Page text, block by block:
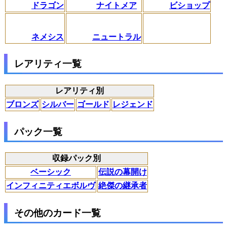
ドラゴン ナイトメア ビショップ
ネメシス ニュートラル
レアリティ一覧
レアリティ別
ブロンズ シルバー ゴールド レジェンド
パック一覧
収録パック別
ベーシック
伝説の幕開け
インフィニティエボルヴ 絶傑の継承者
その他のカード一覧